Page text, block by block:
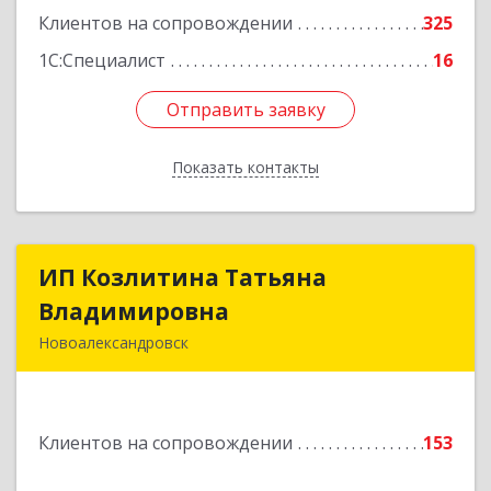
Клиентов на сопровождении
325
1С:Специалист
16
Отправить заявку
Показать контакты
Отправить заявку
Назад
ИП Козлитина Татьяна
Владимировна
Новоалександровск
Клиентов на сопровождении 153
ИП Козлитина Татьяна
Подробнее